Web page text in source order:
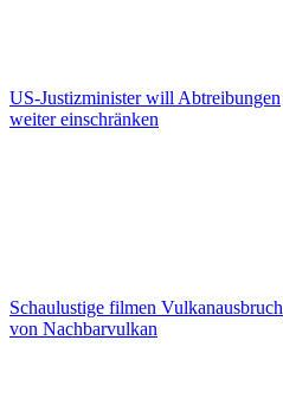
US-Justizminister will Abtreibungen
weiter einschränken
Schaulustige filmen Vulkanausbruch
von Nachbarvulkan